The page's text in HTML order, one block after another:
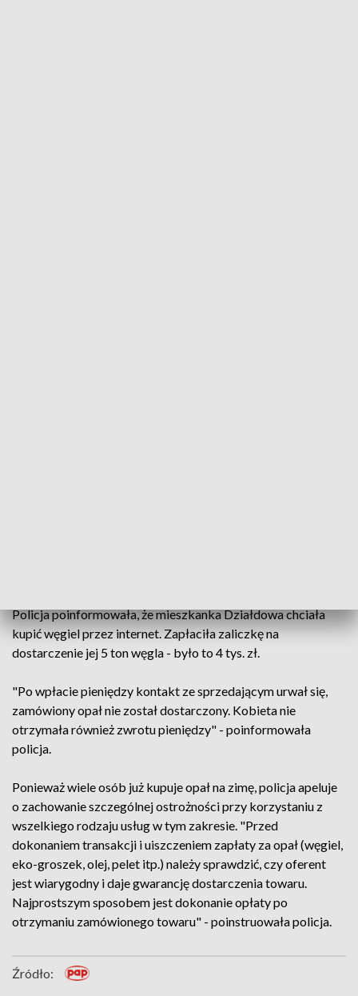
Policja poinformowała, że mieszkanka Działdowa chciała
kupić węgiel przez internet. Zapłaciła zaliczkę na
dostarczenie jej 5 ton węgla - było to 4 tys. zł.
"Po wpłacie pieniędzy kontakt ze sprzedającym urwał się,
zamówiony opał nie został dostarczony. Kobieta nie
otrzymała również zwrotu pieniędzy" - poinformowała
policja.
Ponieważ wiele osób już kupuje opał na zimę, policja apeluje
o zachowanie szczególnej ostrożności przy korzystaniu z
wszelkiego rodzaju usług w tym zakresie. "Przed
dokonaniem transakcji i uiszczeniem zapłaty za opał (węgiel,
eko-groszek, olej, pelet itp.) należy sprawdzić, czy oferent
jest wiarygodny i daje gwarancję dostarczenia towaru.
Najprostszym sposobem jest dokonanie opłaty po
otrzymaniu zamówionego towaru" - poinstruowała policja.
Źródło: